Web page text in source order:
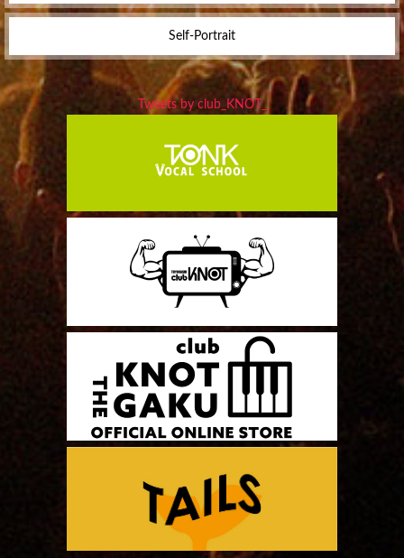
Self-Portrait
Tweets by club_KNOT_